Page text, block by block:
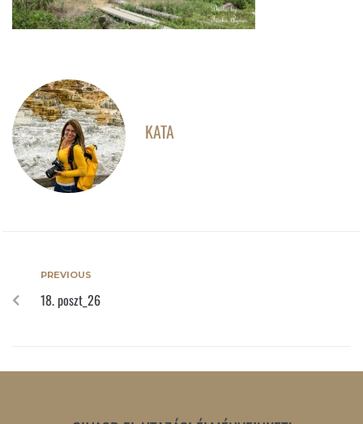
KATA
PREVIOUS
18. poszt_26